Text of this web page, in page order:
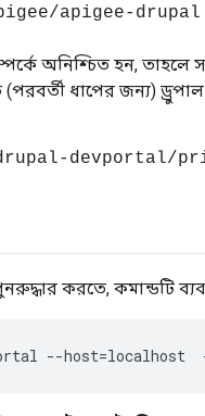
apigee-drupal
অনিশ্চিত হন, তাহলে
(পরবর্তী ধাপের জন্য)
devportal/
করতে, কমান্ডটি
--host=localhost